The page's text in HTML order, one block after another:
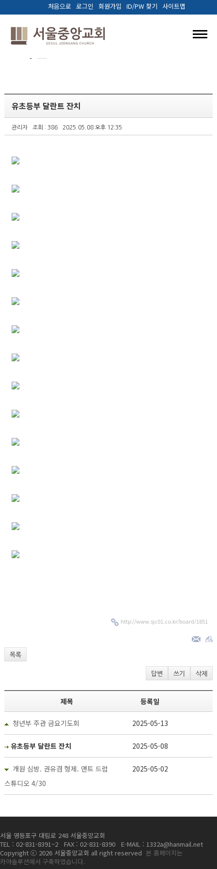
사이트맵
ID/PW 찾기
회원가입
로그인
처음으로
양육.훈련
선교/나눔
다음세대
커뮤니티
교회앨범
유초등부 달란트 잔치
관리자 조회 : 386 2025.05.08 오후 12:35
http://www.sjc01.co.kr/board/1851
목록
답변 쓰기 삭제
제목 등록일
청년부 주관 금요기도회 2025-05-13
유초등부 달란트 잔치 2025-05-08
개원 심방. 권유겸 형제. 앤트 드럼
스튜디오 4/30
2025-05-02
서울 영등포구 대림로 248 서울중앙교회
TEL : 02-831-8391~2 FAX : 02-831-8390 E-MAIL : 1332a@hanmail.net
Copyright ⓒ 2026 서울중앙교회 all right reserved 본 홈페이지는
카야솔루션에서 구축하였습니다.